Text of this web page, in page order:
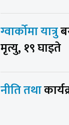
ग्वार्कोमा यात्रु
मृत्यु, १९ घाइते
नीति तथा